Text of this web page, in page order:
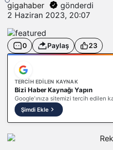
gigahaber
gönderdi
2 Haziran 2023, 20:07
0 Paylaş 23
TERCIH EDILEN KAYNAK
Bizi Haber Kaynağı Yapın
Google'ınıza sitemizi tercih edilen
Şimdi Ekle